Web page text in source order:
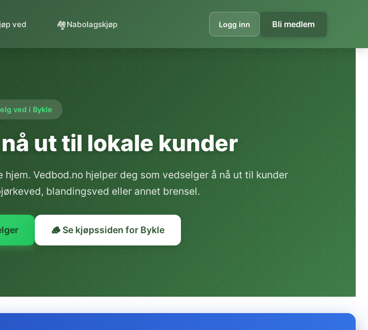
ved 🏘️Nabolagskjøp Logg inn Bli medlem
ved i Bykle
ut til lokale kunder
Vedbod.no hjelper deg som vedselger å nå ut til kunder
blandingsved eller annet brensel.
🪵 Se kjøpssiden for Bykle